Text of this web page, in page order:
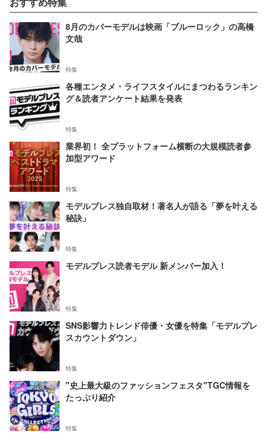
8月のカバーモデルは映画「ブルーロック」の高橋
文哉
特集
各種エンタメ・ライフスタイルにまつわるランキン
グ＆読者アンケート結果を発表
特集
業界初！ 全プラットフォーム横断の大規模読者参
加型アワード
特集
モデルプレス独自取材！著名人が語る「夢を叶える
秘訣」
特集
モデルプレス読者モデル 新メンバー加入！
特集
SNS影響力トレンド俳優・女優を特集「モデルプレ
スカウントダウン」
特集
"史上最大級のファッションフェスタ"TGC情報を
たっぷり紹介
特集